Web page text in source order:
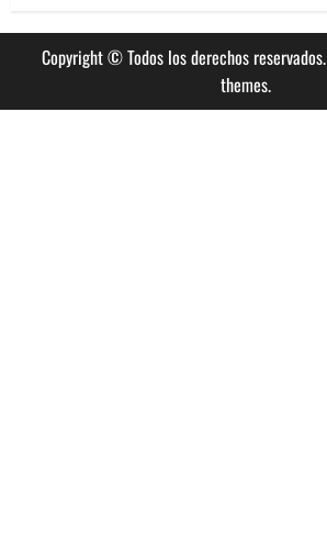
Copyright © Todos los derechos reservados.
themes.